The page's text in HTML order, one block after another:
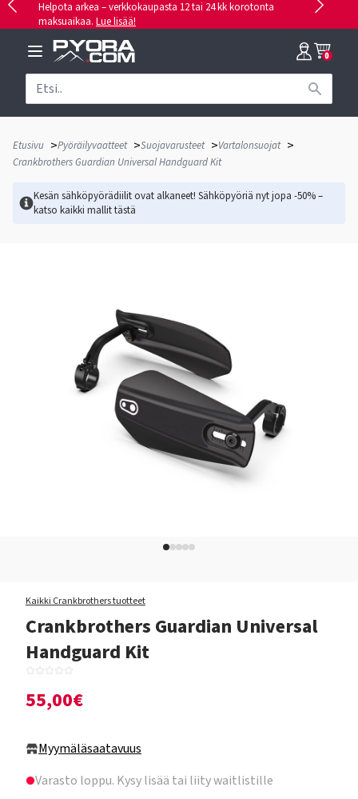
Helpota arkea – verkkokaupasta 12 tai 24 kk korotonta
maksuaikaa. Lue lisää!
0
Etusivu >Pyöräilyvaatteet >Suojavarusteet >Vartalonsuojat >
Crankbrothers Guardian Universal Handguard Kit
Kesän sähköpyörädiilit ovat alkaneet! Sähköpyöriä nyt jopa -50% –
katso kaikki mallittästä
Kaikki Crankbrothers tuotteet
Crankbrothers Guardian Universal
Handguard Kit
55,00€
Myymäläsaatavuus
Varasto loppu. Kysy lisää tai liity waitlistille